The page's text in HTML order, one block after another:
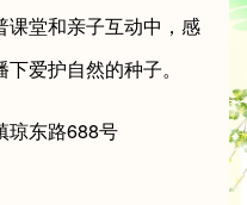
课堂和亲子互动中，感
爱护自然的种子。
琼东路688号